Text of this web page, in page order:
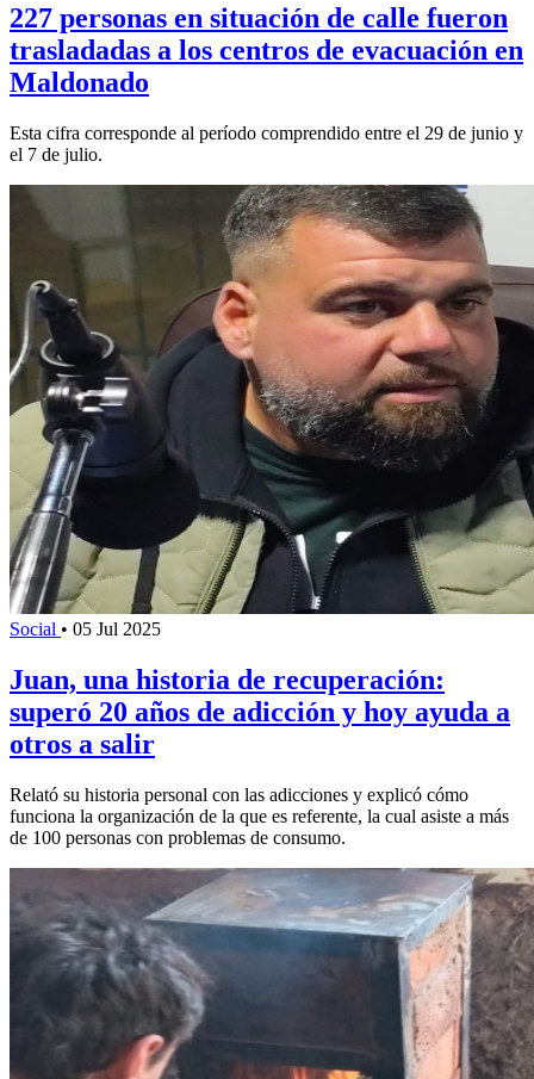
227 personas en situación de calle fueron
trasladadas a los centros de evacuación en
Maldonado
Esta cifra corresponde al período comprendido entre el 29 de junio y
el 7 de julio.
Social • 05 Jul 2025
Juan, una historia de recuperación:
superó 20 años de adicción y hoy ayuda a
otros a salir
Relató su historia personal con las adicciones y explicó cómo
funciona la organización de la que es referente, la cual asiste a más
de 100 personas con problemas de consumo.